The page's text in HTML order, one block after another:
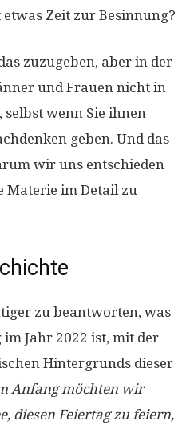
Zeit zur Besinnung?
zuzugeben, aber in der
und Frauen nicht in
wenn Sie ihnen
geben. Und das
wir uns entschieden
Materie im Detail zu
zu beantworten, was
Jahr 2022 ist, mit der
Hintergrunds dieser
Anfang möchten wir
diesen Feiertag zu feiern,